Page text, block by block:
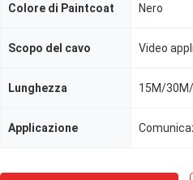
Colore di Paintcoat Nero
Scopo del cavo Video
Lunghezza 15M/
Applicazione